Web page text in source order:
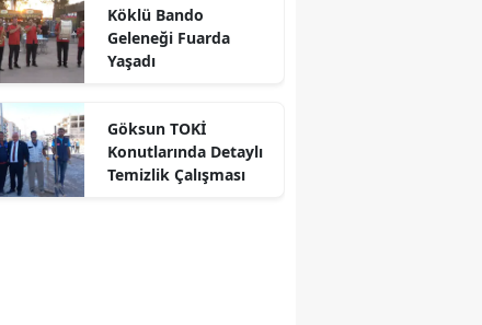
Köklü Bando
Geleneği Fuarda
Yaşadı
Göksun TOKİ
Konutlarında Detaylı
Temizlik Çalışması